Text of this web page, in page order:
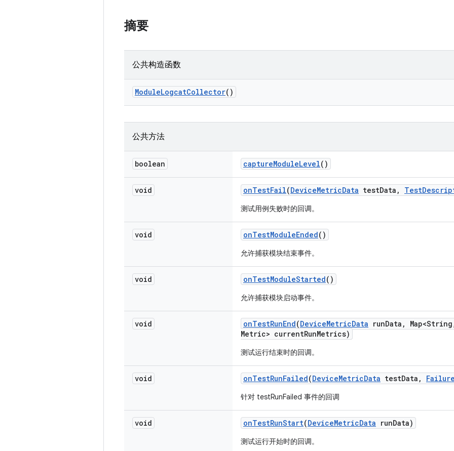
摘要
公共构造函数
ModuleLogcatCollector()
公共方法
boolean captureModuleLevel()
void onTestFail(DeviceMetricData testData , Test
测试用例失败时的回调。
void onTestModuleEnded()
允许捕获模块结束事件。
void onTestModuleStarted()
允许捕获模块启动事件。
void onTestRunEnd(DeviceMetricData runData , Map<String
Metric> currentRunMetrics)
测试运行结束时的回调。
void onTestRunFailed(DeviceMetricData testData , Failure
针对 testRunFailed 事件的回调
void onTestRunStart(DeviceMetricData runData)
测试运行开始时的回调。